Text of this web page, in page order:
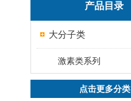
产品目录
大分子类
激素类系列
点击更多分类